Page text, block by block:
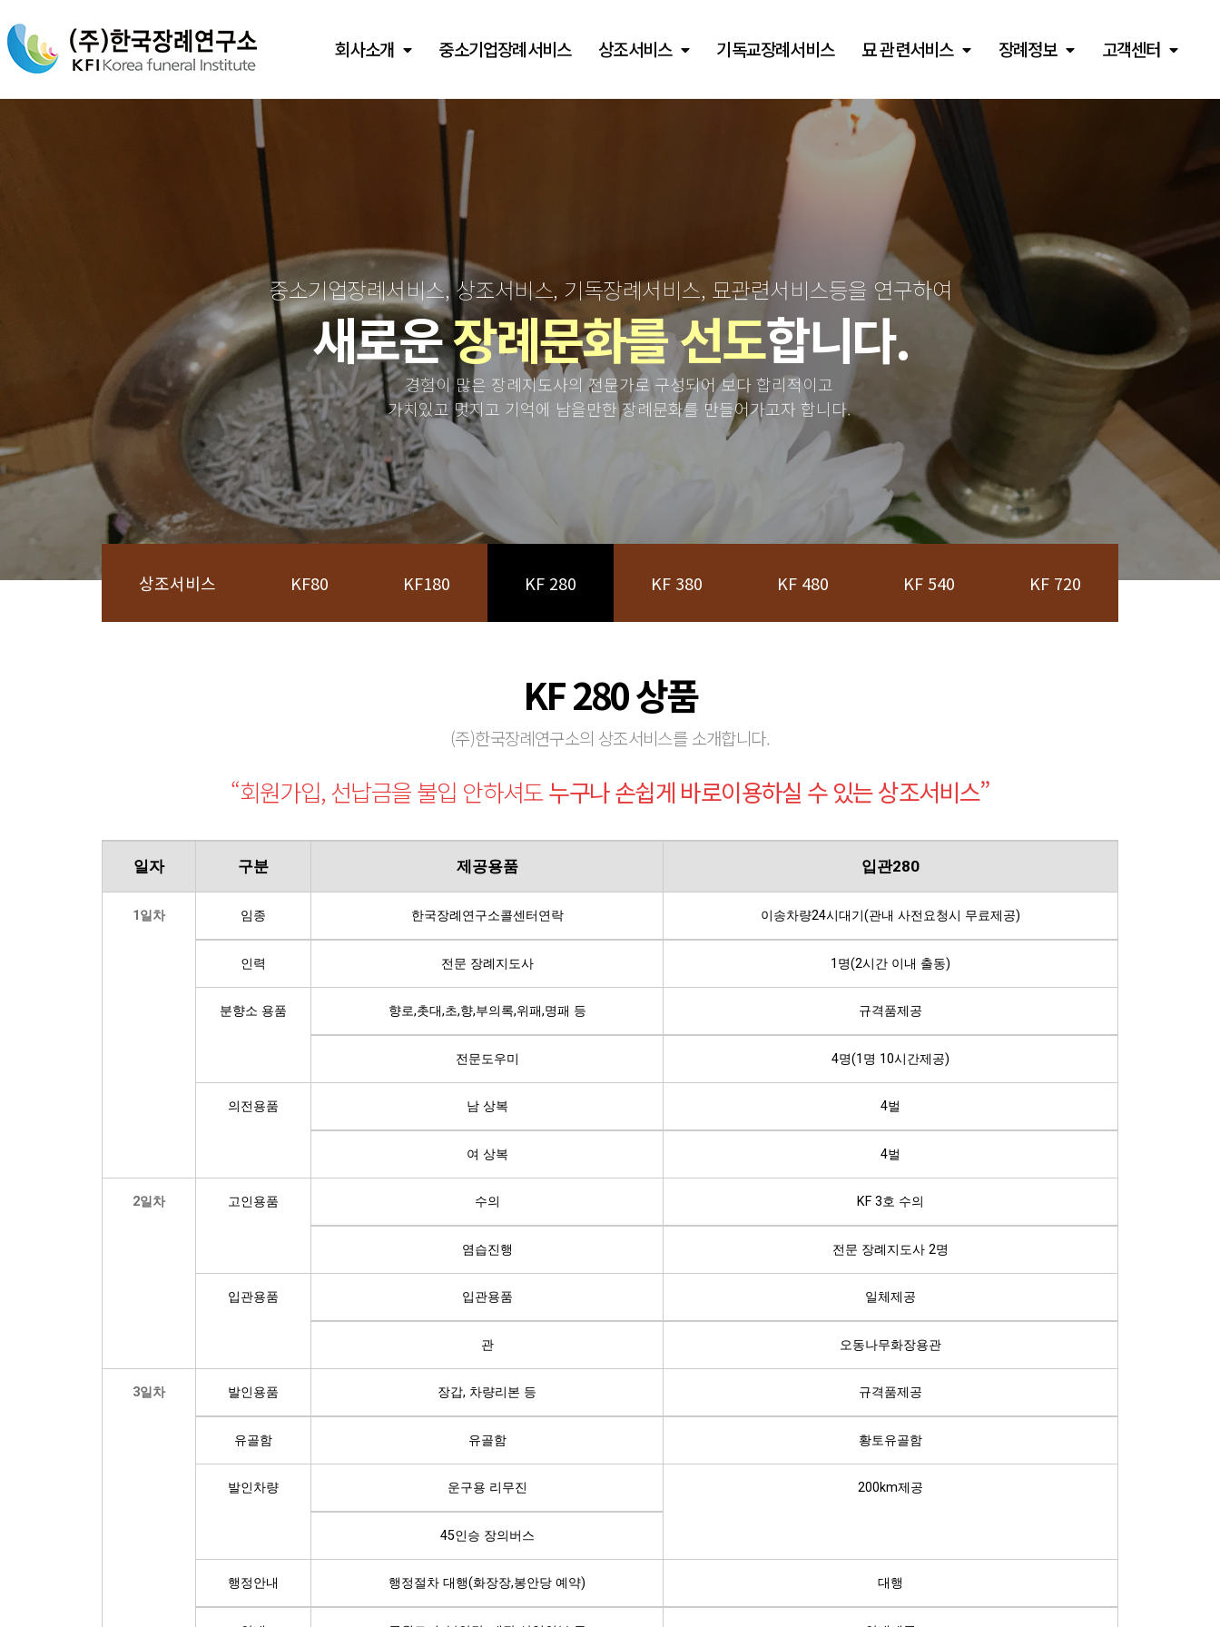
회사소개 중소기업장례서비스 상조서비스 기독교장례서비스 묘 관련서비스 장례정보 고객센터
중소기업장례서비스, 상조서비스, 기독장례서비스, 묘관련서비스등을 연구하여
새로운장례문화를 선도합니다.
경험이 많은 장례지도사의 전문가로 구성되어 보다 합리적이고
가치있고 멋지고 기억에 남을만한 장례문화를 만들어가고자 합니다.
상조서비스 KF80 KF180 KF 280 KF 380 KF 480 KF 540 KF 720
KF 280 상품
(주)한국장례연구소의 상조서비스를 소개합니다.
“회원가입, 선납금을 불입 안하셔도누구나 손쉽게 바로이용하실 수 있는 상조서비스”
일자 구분 제공용품 입관280
1일차 임종 한국장례연구소콜센터연락 이송차량24시대기(관내 사전요청시 무료제공)
인력 전문 장례지도사 1명(2시간 이내 출동)
분향소 용품 향로,촛대,초,향,부의록,위패,명패 등 규격품제공
전문도우미 4명(1명 10시간제공)
의전용품 남 상복 4벌
여 상복 4벌
2일차 고인용품 수의 KF 3호 수의
염습진행 전문 장례지도사 2명
입관용품 입관용품 일체제공
관 오동나무화장용관
3일차 발인용품 장갑, 차량리본 등 규격품제공
유골함 유골함 황토유골함
발인차량 운구용 리무진 200km제공
45인승 장의버스
행정안내 행정절차 대행(화장장,봉안당 예약) 대행